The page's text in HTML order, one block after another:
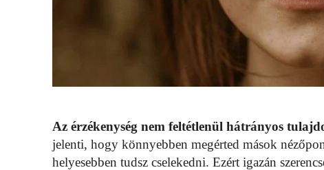
Az érzékenység nem feltétlenül hátrányos
jelenti, hogy könnyebben megérted mások
helyesebben tudsz cselekedni. Ezért igazán